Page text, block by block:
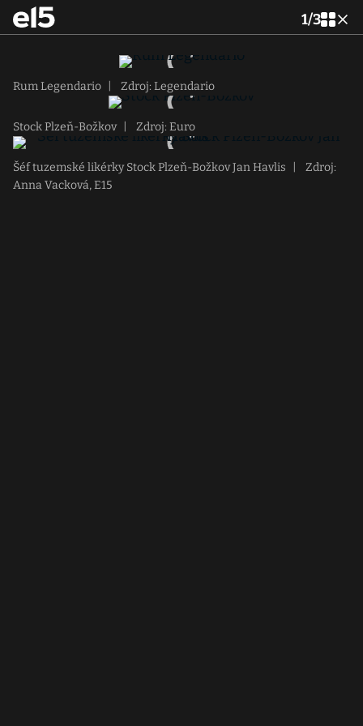
1/3
Rum Legendario Zdroj: Legendario
Stock Plzeň-Božkov Zdroj: Euro
Šéf tuzemské likérky Stock Plzeň-Božkov Jan Havlis
Zdroj:
Anna Vacková, E15